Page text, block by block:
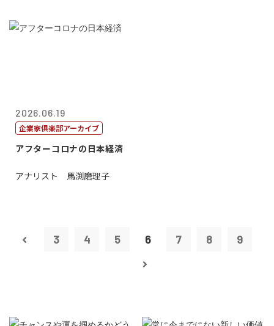
2026.06.19
企業家倶楽部アーカイブ
アフターコロナの日本経済
アナリスト 馬渕磨理子
3 4 5 6 7 8 9